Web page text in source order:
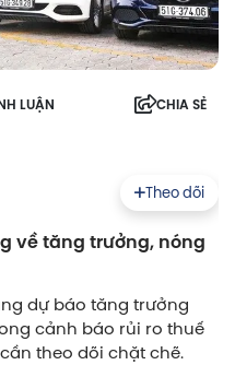
LUẬN CHIA SẺ
Theo dõi
về tăng trưởng, nóng
dự báo tăng trưởng
cảnh báo rủi ro thuế
theo dõi chặt chẽ.